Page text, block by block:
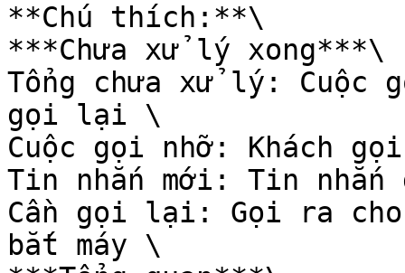
**Chú thích:**\
***Chưa xử lý xong***\
Tổng chưa xử lý: Cuộc
gọi lại \
Cuộc gọi nhỡ: Khách
Tin nhắn mới: Tin nhắn
Cần gọi lại: Gọi ra cho
bắt máy \